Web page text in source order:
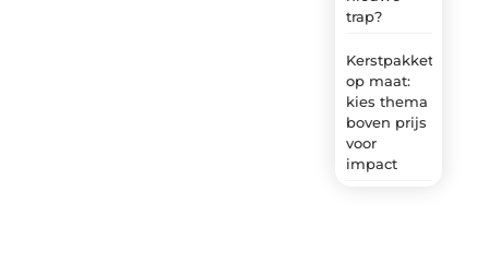
trap?
Kerstpakket
op maat:
kies thema
boven prijs
voor
impact